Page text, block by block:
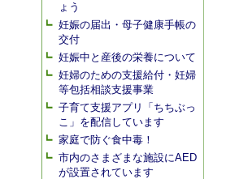
ょう
妊娠の届出・母子健康手帳の
交付
妊娠中と産後の栄養について
妊婦のための支援給付・妊婦
等包括相談支援事業
子育て支援アプリ「ちちぶっ
こ」を配信しています
家庭で防ぐ食中毒！
市内のさまざまな施設にAED
が設置されています